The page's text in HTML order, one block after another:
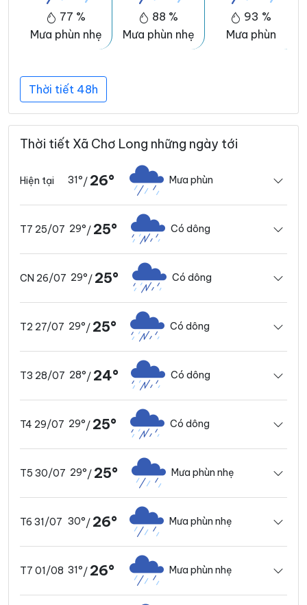
77 %
Mưa phùn nhẹ
88 %
Mưa phùn nhẹ
93 %
Mưa phùn
Thời tiết 48h
Thời tiết Xã Chơ Long những ngày tới
Hiện tại 31°/ 26° Mưa phùn
T7 25/07 29°/ 25° Có dông
CN 26/07 29°/ 25° Có dông
T2 27/07 29°/ 25° Có dông
T3 28/07 28°/ 24° Có dông
T4 29/07 29°/ 25° Có dông
T5 30/07 29°/ 25° Mưa phùn nhẹ
T6 31/07 30°/ 26° Mưa phùn nhẹ
T7 01/08 31°/ 26° Mưa phùn nhẹ